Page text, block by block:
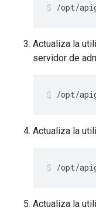
/opt/
Actualiza la
servidor de
/opt/
Actualiza la
/opt/
Actualiza la